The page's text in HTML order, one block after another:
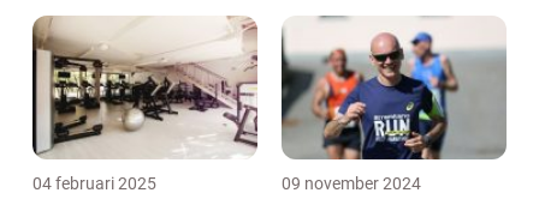
04 februari 2025 09 november 2024